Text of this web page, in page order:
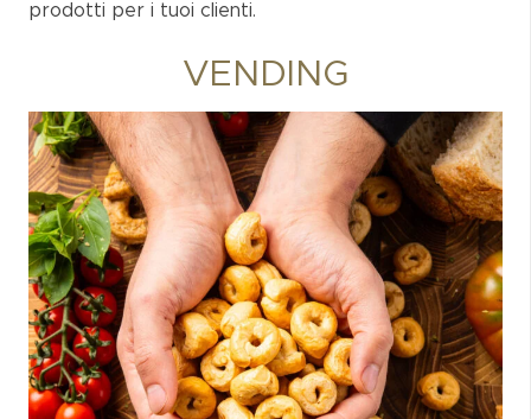
prodotti per i tuoi clienti.
VENDING